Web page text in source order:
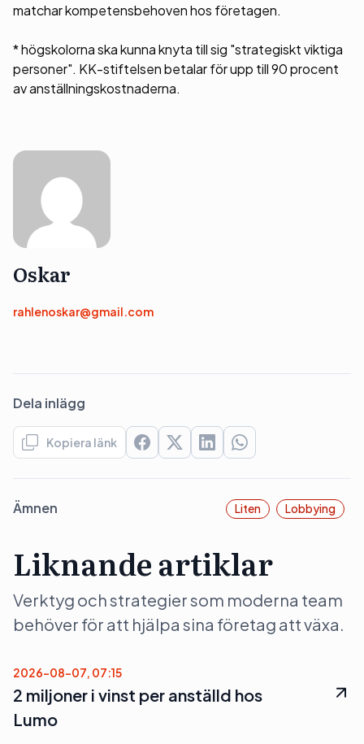
matchar kompetensbehoven hos företagen.
* högskolorna ska kunna knyta till sig "strategiskt viktiga
personer". KK-stiftelsen betalar för upp till 90 procent
av anställningskostnaderna.
Oskar
rahlenoskar@gmail.com
Dela inlägg
Kopiera länk
Ämnen Liten Lobbying
Liknande artiklar
Verktyg och strategier som moderna team
behöver för att hjälpa sina företag att växa.
2026-08-07, 07:15
2 miljoner i vinst per anställd hos
Lumo